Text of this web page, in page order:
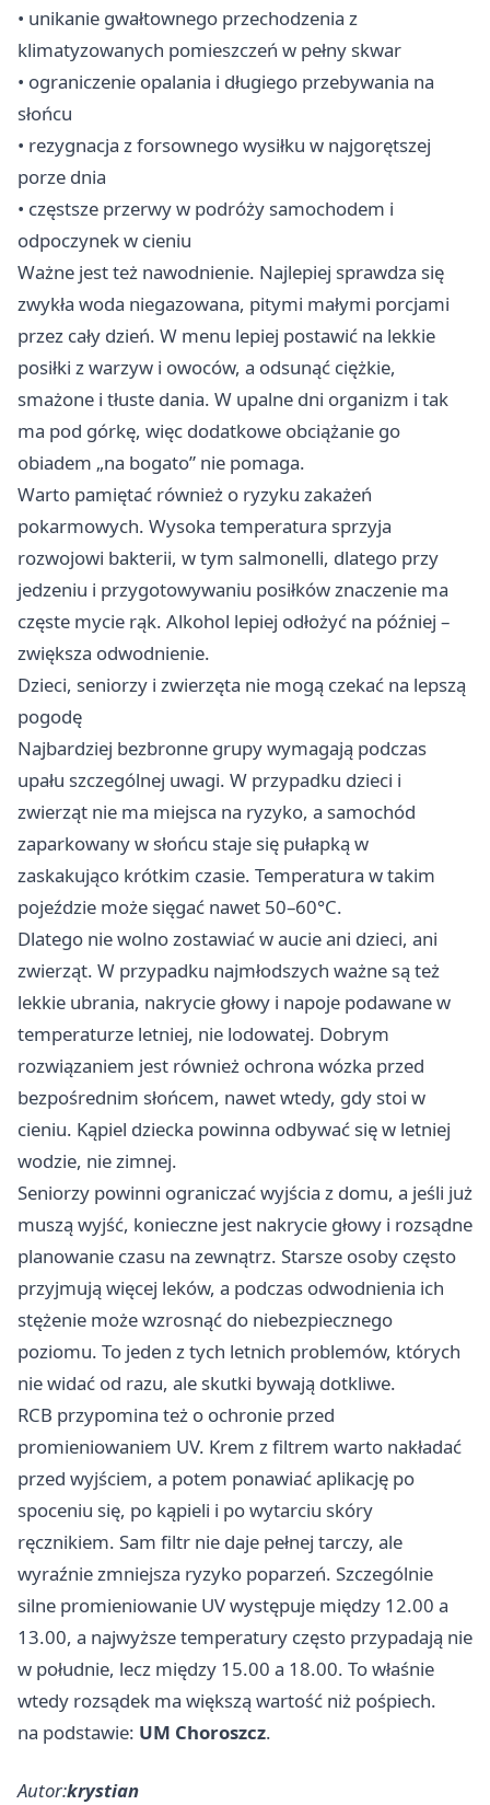
• unikanie gwałtownego przechodzenia z
klimatyzowanych pomieszczeń w pełny skwar
• ograniczenie opalania i długiego przebywania na
słońcu
• rezygnacja z forsownego wysiłku w najgorętszej
porze dnia
• częstsze przerwy w podróży samochodem i
odpoczynek w cieniu
Ważne jest też nawodnienie. Najlepiej sprawdza się
zwykła woda niegazowana, pitymi małymi porcjami
przez cały dzień. W menu lepiej postawić na lekkie
posiłki z warzyw i owoców, a odsunąć ciężkie,
smażone i tłuste dania. W upalne dni organizm i tak
ma pod górkę, więc dodatkowe obciążanie go
obiadem „na bogato” nie pomaga.
Warto pamiętać również o ryzyku zakażeń
pokarmowych. Wysoka temperatura sprzyja
rozwojowi bakterii, w tym salmonelli, dlatego przy
jedzeniu i przygotowywaniu posiłków znaczenie ma
częste mycie rąk. Alkohol lepiej odłożyć na później –
zwiększa odwodnienie.
Dzieci, seniorzy i zwierzęta nie mogą czekać na lepszą
pogodę
Najbardziej bezbronne grupy wymagają podczas
upału szczególnej uwagi. W przypadku dzieci i
zwierząt nie ma miejsca na ryzyko, a samochód
zaparkowany w słońcu staje się pułapką w
zaskakująco krótkim czasie. Temperatura w takim
pojeździe może sięgać nawet 50–60°C.
Dlatego nie wolno zostawiać w aucie ani dzieci, ani
zwierząt. W przypadku najmłodszych ważne są też
lekkie ubrania, nakrycie głowy i napoje podawane w
temperaturze letniej, nie lodowatej. Dobrym
rozwiązaniem jest również ochrona wózka przed
bezpośrednim słońcem, nawet wtedy, gdy stoi w
cieniu. Kąpiel dziecka powinna odbywać się w letniej
wodzie, nie zimnej.
Seniorzy powinni ograniczać wyjścia z domu, a jeśli już
muszą wyjść, konieczne jest nakrycie głowy i rozsądne
planowanie czasu na zewnątrz. Starsze osoby często
przyjmują więcej leków, a podczas odwodnienia ich
stężenie może wzrosnąć do niebezpiecznego
poziomu. To jeden z tych letnich problemów, których
nie widać od razu, ale skutki bywają dotkliwe.
RCB przypomina też o ochronie przed
promieniowaniem UV. Krem z filtrem warto nakładać
przed wyjściem, a potem ponawiać aplikację po
spoceniu się, po kąpieli i po wytarciu skóry
ręcznikiem. Sam filtr nie daje pełnej tarczy, ale
wyraźnie zmniejsza ryzyko poparzeń. Szczególnie
silne promieniowanie UV występuje między 12.00 a
13.00, a najwyższe temperatury często przypadają nie
w południe, lecz między 15.00 a 18.00. To właśnie
wtedy rozsądek ma większą wartość niż pośpiech.
na podstawie: UM Choroszcz.
Autor:krystian